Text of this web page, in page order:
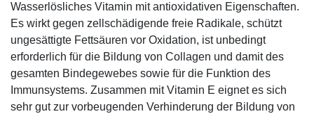
Wasserlösliches Vitamin mit antioxidativen Eigenschaften.
Es wirkt gegen zellschädigende freie Radikale, schützt
ungesättigte Fettsäuren vor Oxidation, ist unbedingt
erforderlich für die Bildung von Collagen und damit des
gesamten Bindegewebes sowie für die Funktion des
Immunsystems. Zusammen mit Vitamin E eignet es sich
sehr gut zur vorbeugenden Verhinderung der Bildung von